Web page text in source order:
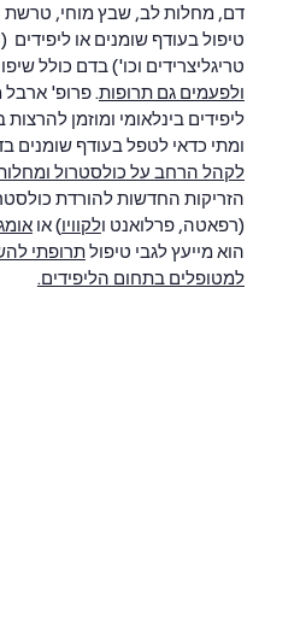
דם, מחלות לב, שבץ מוחי, טרשת
טיפול בעודף שומנים או ליפידים
טריגליצרידים וכו') בדם כולל
ולפעמים גם תרופות. פרופ' ארבל
ליפידים בינלאומי ומוזמן
ומתי כדאי לטפל בעודף שומנים
לקהל הרחב על כולסטרול
(רפאטה, פרלואנט ולקוויו) אואומגה 3
הוא מייעץ לגבי טיפולתרופתי
למטופלים בתחום הליפידים.